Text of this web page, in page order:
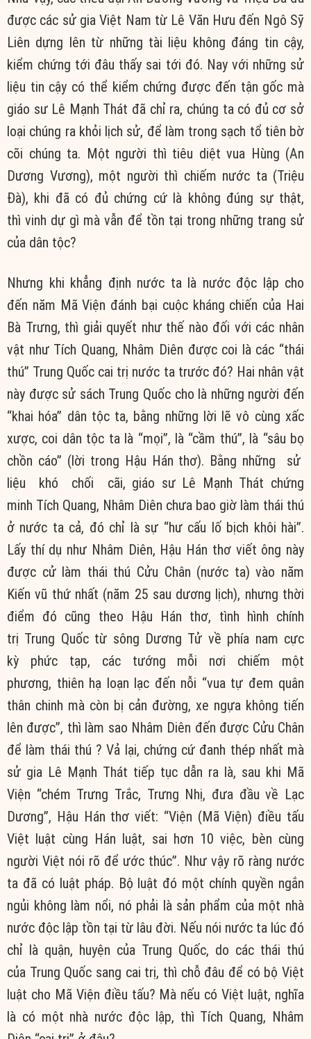
được các sử giaViệt Nam từ Lê Văn Hưu đến Ngô Sỹ
Liên dựng lên từ những tài liệu không đáng tin cậy,
kiểm chứng tới đâu thấy sai tới đó. Nay với những sử
liệu tin cậy có thể kiểm chứng được đến tận gốc mà
giáo sư Lê Mạnh Thát đã chỉ ra, chúng tacó đủ cơ sở
loại chúng ra khỏi lịch sử, để làm trong sạch tổ tiên bờ
cõi chúng ta. Một người thì tiêu diệt vua Hùng (An
Dương Vương), một người thì chiếm nước ta (Triệu
Đà), khi đã có đủ chứng cứ là không đúng sự thật,
thìvinh dự gì mà vẫn để tồn tại trong những trang sử
của dân tộc?
Nhưng khi khẳng định nước ta là nước độc lập cho
đến năm Mã Viện đánh bại cuộc kháng chiến của Hai
Bà Trưng, thì giải quyết như thế nào đối với các nhân
vật như Tích Quang, Nhâm Diên được coi là các “thái
thú” Trung Quốc cai trị nước ta trước đó? Hai nhân vật
này được sử sách Trung Quốc cho là những người đến
“khai hóa” dân tộc ta, bằng những lời lẽvô cùng xấc
xược, coi dân tộc ta là “mọi”, là “cầm thú”, là “sâu bọ
chồn cáo” (lời trong Hậu Hán thơ). Bằng những sử
liệu khó chối cãi, giáo sư Lê Mạnh Thát chứng
minh Tích Quang, Nhâm Diên chưa bao giờ làm thái thú
ở nước ta cả, đó chỉ là sự “hư cấu lố bịch khôi hài”.
Lấy thí dụ như Nhâm Diên, Hậu Hán thơ viết ông này
được cử làm thái thú Cửu Chân (nước ta) vào năm
Kiến vũ thứ nhất (năm 25 sau dương lịch), nhưng thời
điểm đó cũng theo Hậu Hán thơ, tình hình chính
trị Trung Quốctừ sông Dương Tử về phía nam cực
kỳ phức tạp, các tướng mỗi nơi chiếm một
phương, thiên hạ loạn lạc đến nỗi “vua tự đem quân
thân chinh mà còn bị cản đường, xe ngựa không tiến
lên được”, thì làm sao Nhâm Diên đến được Cửu Chân
để làm thái thú ? Vả lại, chứng cứ đanh thép nhất mà
sử gia Lê Mạnh Thát tiếp tục dẫn ra là, sau khi Mã
Viện “chém Trưng Trắc, Trưng Nhị, đưa đầu về Lạc
Dương”, Hậu Hán thơ viết: “Viện (Mã Viện) điều tấu
Việt luật cùng Hán luật, sai hơn 10 việc, bèn cùng
người Việt nói rõ để ước thúc”. Như vậy rõ ràng nước
ta đã có luật pháp. Bộ luật đó một chính quyền ngắn
ngủi không làm nổi, nó phải là sản phẩm của một nhà
nước độc lập tồn tại từ lâu đời. Nếu nói nước ta lúc đó
chỉ là quận, huyện của Trung Quốc, do các thái thú
của Trung Quốc sang cai trị, thì chỗ đâu để có bộ Việt
luật cho Mã Viện điều tấu? Mà nếu có Việt luật, nghĩa
là có một nhà nước độc lập, thì Tích Quang, Nhâm